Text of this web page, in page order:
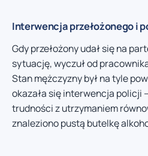
Interwencja przełożonego i
Gdy przełożony udał się na
sytuację, wyczuł od
Stan mężczyzny był na tyle
okazała się interwencja policji
trudności z utrzymaniem
znaleziono pustą butelkę